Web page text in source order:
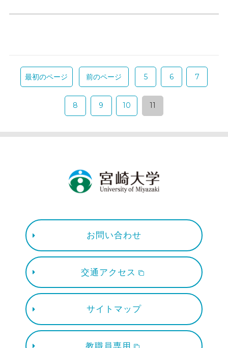
最初のページ 前のページ 5 6 7
8 9 10 11
お問い合わせ
交通アクセス
サイトマップ
教職員専用